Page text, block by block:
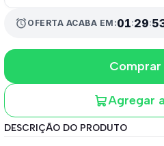
alarmOFERTA ACABA EM:01:29:
Agregar
Comprar
DESCRIÇÃO DO PRODUTO